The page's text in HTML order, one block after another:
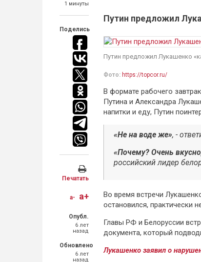
1 минуты
Поделись
Печатать
a- a+
Опубл.
6 лет
назад
Обновлено
6 лет
назад
Путин предложил
Путин предложил Лукашенко
Фото: https://topcor.ru/
В формате рабочего
Путина и Александра
напитки и еду, Путин
«Не на воде же», -
«Почему? Очень
российский лидер
Во время встречи
остановился, практически
Главы РФ и Белоруссии
документа, который
Лукашенко заявил о